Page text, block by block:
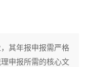
其年报申报需严格
申报所需的核心文